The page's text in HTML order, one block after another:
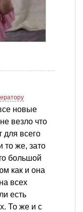
новые
везло что
для всего
то же, зато
большой
как и она
всех
есть
То же и с